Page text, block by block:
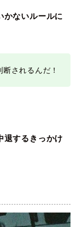
かないルールに
されるんだ！
退するきっかけ